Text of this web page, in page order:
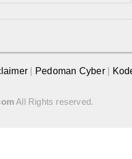
Pedoman Cyber
All Rights reserved.